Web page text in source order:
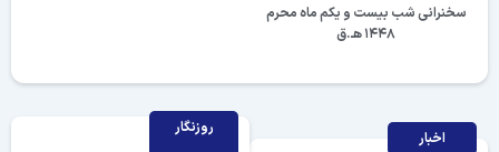
سخنرانی شب بیست و یکم ماه محرم
۱۴۴۸ هـ.ق
اخبار
روزنگار